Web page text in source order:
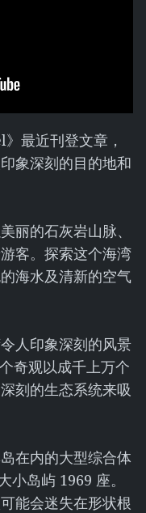
最近刊登文章，
象深刻的目的地和
丽的石灰岩山脉、
客。探索这个海湾
海水及清新的空气
人印象深刻的风景
奇观以成千上万个
刻的生态系统来吸
在内的大型综合体
小岛屿 1969 座。
能会迷失在形状根